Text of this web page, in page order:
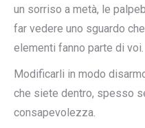
un sorriso a metà, le
far vedere uno sguardo
elementi fanno parte di voi.
Modificarli in modo
che siete dentro, spesso
consapevolezza.